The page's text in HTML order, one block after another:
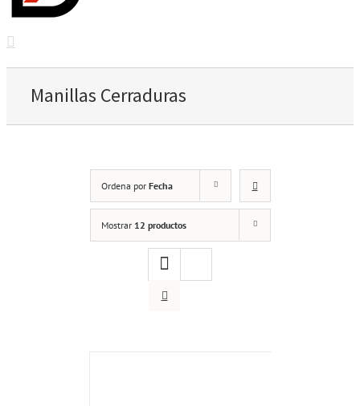
Manillas Cerraduras
Ordena por Fecha
Mostrar 12 productos